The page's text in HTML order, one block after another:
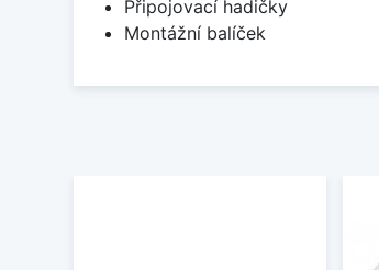
Připojovací hadičky
Montážní balíček